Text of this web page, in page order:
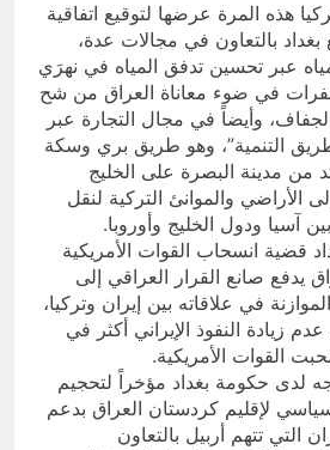
هذه المرة عرضها لتوقيع اتفاقية
بغداد بالتعاون في مجالات عدة،
عبر تحسين تدفق المياه في نهرَي
في ضوء معاناة العراق من شح
وأيضاً في مجال التجارة عبر
التنمية”، وهو طريق بري وسكة
من مدينة البصرة على الخليج
الأراضي والموانئ التركية لنقل
آسيا ودول الخليج وأوروبا.
قضية انسحاب القوات الأمريكية
يدفع صانع القرار العراقي إلى
في علاقاته بين إيران وتركيا،
زيادة النفوذ الإيراني أكثر في
القوات الأمريكية.
لدى حكومة بغداد مؤخراً لتحجيم
لإقليم كردستان العراق بدعم
التي تتهم أربيل بالتعاون